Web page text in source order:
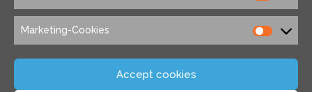
Marketing-Cookies
Accept cookies
Zitat schockte der Ex-Präsident …Weiterlesen …
Kategorien
Künstliche Intelligenz